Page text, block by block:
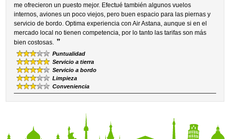
me ofrecieron un puesto mejor. Efectué también algunos vuelos
internos, aviones un poco viejos, pero buen espacio para las piernas y
servicio de bordo. Optima experiencia con Air Astana, aunque si en el
mercado local no tienen competencia, por lo tanto las tarifas son más
bien costosas. ”
Puntualidad
Servicio a tierra
Servicio a bordo
Limpieza
Conveniencia